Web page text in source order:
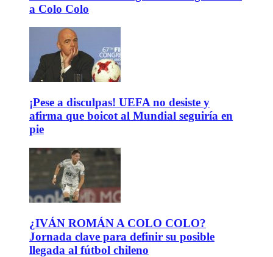
a Colo Colo
¡Pese a disculpas! UEFA no desiste y
afirma que boicot al Mundial seguiría en
pie
¿IVÁN ROMÁN A COLO COLO?
Jornada clave para definir su posible
llegada al fútbol chileno